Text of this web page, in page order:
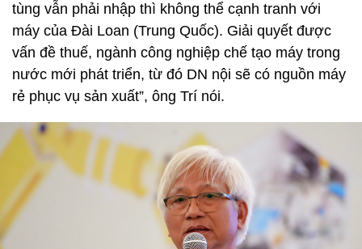
tùng vẫn phải nhập thì không thể cạnh tranh với
máy của Đài Loan (Trung Quốc). Giải quyết được
vấn đề thuế, ngành công nghiệp chế tạo máy trong
nước mới phát triển, từ đó DN nội sẽ có nguồn máy
rẻ phục vụ sản xuất”, ông Trí nói.